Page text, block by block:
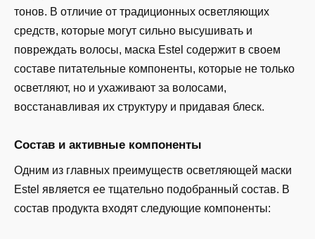
тонов. В отличие от традиционных осветляющих
средств, которые могут сильно высушивать и
повреждать волосы, маска Estel содержит в своем
составе питательные компоненты, которые не только
осветляют, но и ухаживают за волосами,
восстанавливая их структуру и придавая блеск.
Состав и активные компоненты
Одним из главных преимуществ осветляющей маски
Estel является ее тщательно подобранный состав. В
состав продукта входят следующие компоненты: